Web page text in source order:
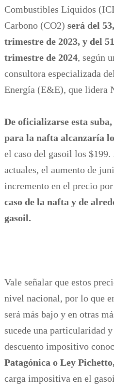
Combustibles Líquidos
Carbono (CO2) será del
trimestre de 2023, y del
trimestre de 2024, según
consultora especializada
Energía (E&E), que lidera
De oficializarse esta
para la nafta alcanzaría
el caso del gasoil los $199.
actuales, el aumento de
incremento en el precio
caso de la nafta y de
gasoil.
Vale señalar que estos
nivel nacional, por lo que
será más bajo y en otras
sucede una particularidad
descuento impositivo
Patagónica o Ley
carga impositiva en el